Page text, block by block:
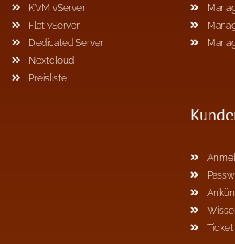
KVM vServer
Flat vServer
Dedicated Server
Nextcloud
Preisliste